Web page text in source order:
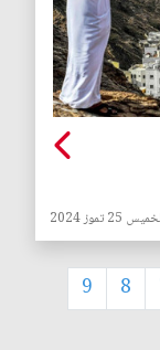
25 تموز 2024
8
9